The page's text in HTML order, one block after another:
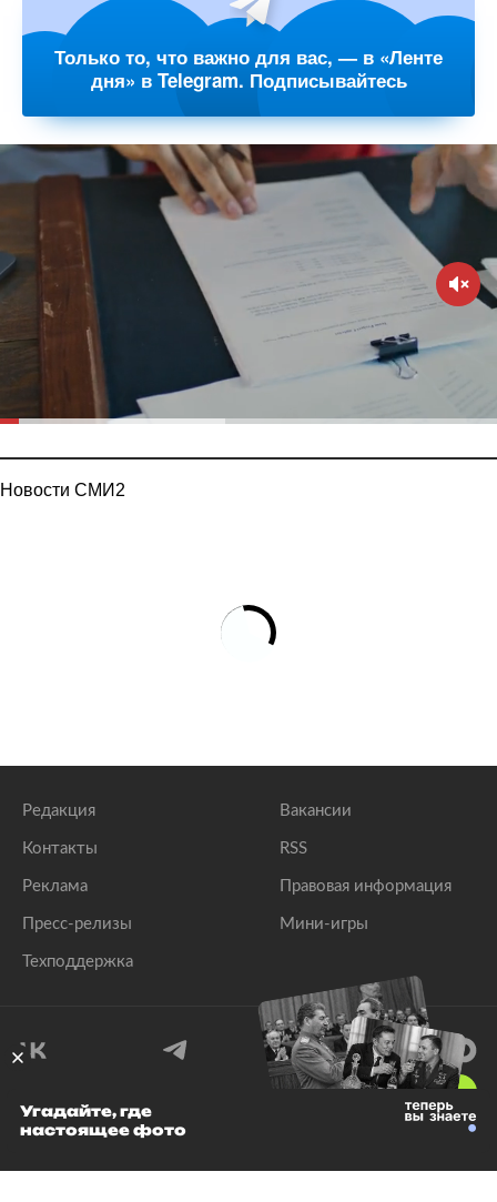
Только то, что важно для вас, — в «Ленте
дня» в Telegram. Подписывайтесь
Новости СМИ2
Редакция
Контакты
Реклама
Пресс-релизы
Техподдержка
Вакансии
RSS
Правовая информация
Мини-игры
© 1999–2026 Все права защищены.
Угадайте, где
настоящее фото